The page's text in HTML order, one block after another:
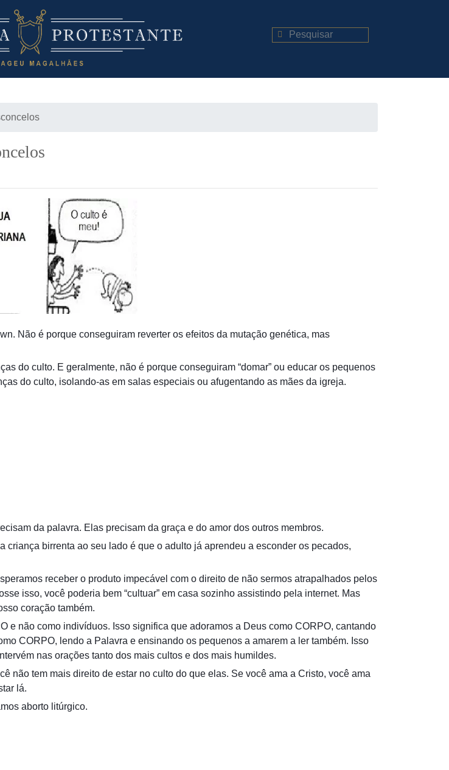
Não é porque conseguiram reverter os efeitos da mutação genética, mas
do culto. E geralmente, não é porque conseguiram “domar” ou educar os pequenos
do culto, isolando-as em salas especiais ou afugentando as mães da igreja.
da palavra. Elas precisam da graça e do amor dos outros membros.
birrenta ao seu lado é que o adulto já aprendeu a esconder os pecados,
receber o produto impecável com o direito de não sermos atrapalhados pelos
isso, você poderia bem “cultuar” em casa sozinho assistindo pela internet. Mas
coração também.
e não como indivíduos. Isso significa que adoramos a Deus como CORPO, cantando
CORPO, lendo a Palavra e ensinando os pequenos a amarem a ler também. Isso
nas orações tanto dos mais cultos e dos mais humildes.
não tem mais direito de estar no culto do que elas. Se você ama a Cristo, você ama
lá.
aborto litúrgico.